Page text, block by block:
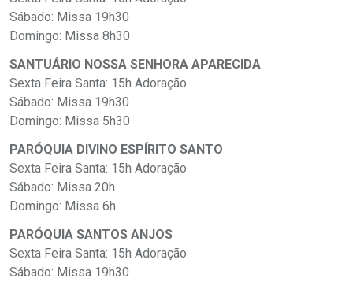
Sábado: Missa 19h30
Domingo: Missa 8h30
SANTUÁRIO NOSSA SENHORA APARECIDA
Sexta Feira Santa: 15h Adoração
Sábado: Missa 19h30
Domingo: Missa 5h30
PARÓQUIA DIVINO ESPÍRITO SANTO
Sexta Feira Santa: 15h Adoração
Sábado: Missa 20h
Domingo: Missa 6h
PARÓQUIA SANTOS ANJOS
Sexta Feira Santa: 15h Adoração
Sábado: Missa 19h30